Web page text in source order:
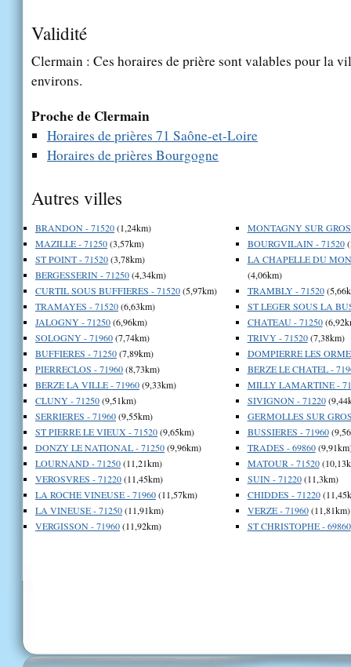
Validité
Clermain : Ces horaires de prière sont valables pour la
environs.
Proche de Clermain
Horaires de prières 71 Saône-et-Loire
Horaires de prières Bourgogne
Autres villes
BRANDON - 71520(1,24km)
MAZILLE - 71250(3,57km)
ST POINT - 71520(3,78km)
BERGESSERIN - 71250(4,34km)
CURTIL SOUS BUFFIERES - 71520(5,97km)
TRAMAYES - 71520(6,63km)
JALOGNY - 71250(6,96km)
SOLOGNY - 71960(7,74km)
BUFFIERES - 71250(7,89km)
PIERRECLOS - 71960(8,73km)
BERZE LA VILLE - 71960(9,33km)
CLUNY - 71250(9,51km)
SERRIERES - 71960(9,55km)
ST PIERRE LE VIEUX - 71520(9,65km)
DONZY LE NATIONAL - 71250(9,96km)
LOURNAND - 71250(11,21km)
VEROSVRES - 71220(11,45km)
LA ROCHE VINEUSE - 71960(11,57km)
LA VINEUSE - 71250(11,91km)
VERGISSON - 71960(11,92km)
MONTAGNY SUR
BOURGVILAIN - 71520
LA CHAPELLE DU
(4,06km)
TRAMBLY - 71520
ST LEGER SOUS LA
CHATEAU - 71250
TRIVY - 71520(7,38km)
DOMPIERRE LES
BERZE LE CHATEL -
MILLY LAMARTINE -
SIVIGNON - 71220
GERMOLLES SUR
BUSSIERES - 71960
TRADES - 69860
MATOUR - 71520
SUIN - 71220(11,3km)
CHIDDES - 71220
VERZE - 71960(11,81km)
ST CHRISTOPHE - 69860